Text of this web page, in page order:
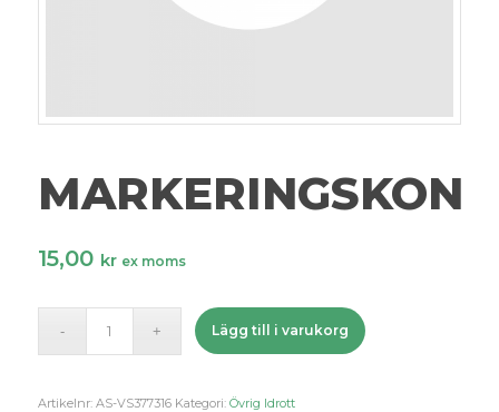
MARKERINGSKON
15,00 kr ex moms
Lägg till i varukorg
Artikelnr: AS-VS377316 Kategori: Övrig Idrott